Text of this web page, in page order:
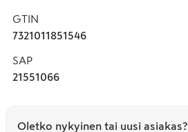
GTIN
7321011851546
SAP
21551066
Oletko nykyinen tai uusi asiakas?